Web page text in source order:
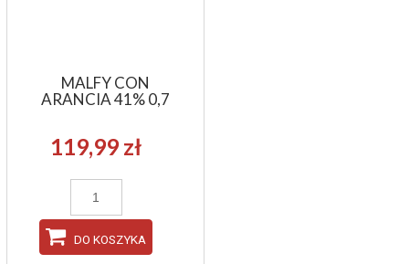
MALFY CON
ARANCIA 41% 0,7
119,99 zł
DO KOSZYKA